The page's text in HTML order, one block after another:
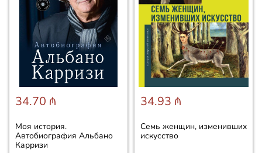
34.70 ₼
Моя история.
Автобиография Альбано
Карризи
34.93 ₼
Семь женщин, изменивших
искусство